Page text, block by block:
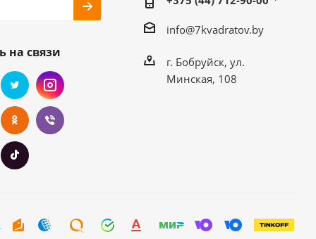
на связи
info@7kvadratov.by
г. Бобруйск, ул.
Минская, 108